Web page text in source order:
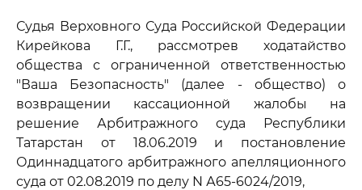
Судья Верховного Суда Российской Федерации
Кирейкова Г.Г., рассмотрев ходатайство
общества с ограниченной ответственностью
"Ваша Безопасность" (далее - общество) о
возвращении кассационной жалобы на
решение Арбитражного суда Республики
Татарстан от 18.06.2019 и постановление
Одиннадцатого арбитражного апелляционного
суда от 02.08.2019 по делу N А65-6024/2019,